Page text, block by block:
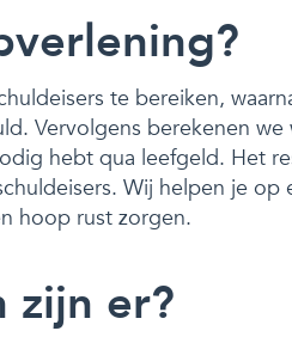
te bereiken,
Vervolgens berekenen
hebt qua leefgeld. Het
Wij helpen je op
hoop rust zorgen.
zijn er?